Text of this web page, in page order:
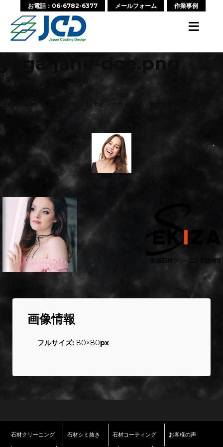
お電話：06-6782-6377 メールフォーム 作業事例
≡
yoga-jane-doe.png
‹ 戻る: yoga-jane-doe.png
Posted on by wpmaster
画像情報
フルサイズ: 80×80px
石材クリーニング 石材シミ抜き 石材コーティング お客様の声